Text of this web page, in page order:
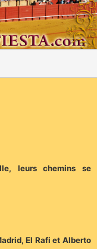
leurs chemins se
El Rafi et Alberto